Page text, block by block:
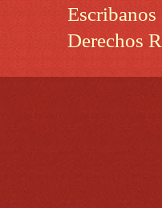
Derechos